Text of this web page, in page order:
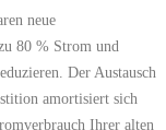
neue
80 % Strom und
Der Austausch
amortisiert sich
Ihrer alten